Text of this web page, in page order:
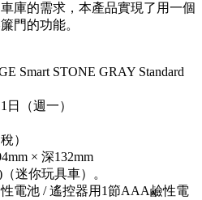
庫的需求，本產品實現了用一個
門的功能。
Smart STONE GRAY Standard
日（週一）
）
× 深132mm
迷你玩具車）。
電池 / 遙控器用1節AAA鹼性電